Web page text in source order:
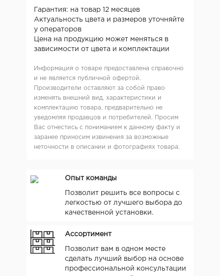
Гарантия: на товар 12 месяцев
Актуальность цвета и размеров уточняйте
у операторов
Цена на продукцию может меняться в
зависимости от цвета и комплектации
Информация о товаре предоставлена справочно
и не является публичной офертой.
Производители оставляют за собой право
изменять внешний вид, характеристики и
комплектацию товара, предварительно не
уведомляя продавцов и потребителей. Просим
Вас отнестись с пониманием к данному факту и
заранее приносим извинения за возможные
неточности в описании и фотографиях товара.
Опыт команды
Позволит решить все вопросы с
легкостью от лучшего выбора до
качественной установки.
Ассортимент
Позволит вам в одном месте
сделать лучший выбор на основе
профессиональной консультации